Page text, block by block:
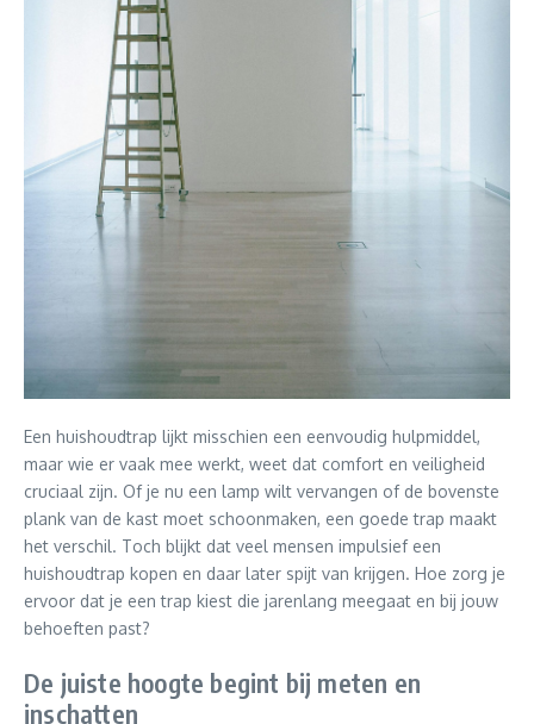
Een huishoudtrap lijkt misschien een eenvoudig hulpmiddel,
maar wie er vaak mee werkt, weet dat comfort en veiligheid
cruciaal zijn. Of je nu een lamp wilt vervangen of de bovenste
plank van de kast moet schoonmaken, een goede trap maakt
het verschil. Toch blijkt dat veel mensen impulsief een
huishoudtrap kopen en daar later spijt van krijgen. Hoe zorg je
ervoor dat je een trap kiest die jarenlang meegaat en bij jouw
behoeften past?
De juiste hoogte begint bij meten en
inschatten